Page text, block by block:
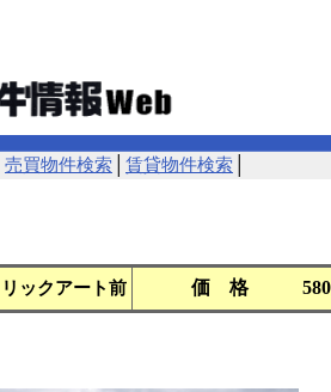
売買物件検索 賃貸物件検索
ックアート前 価 格